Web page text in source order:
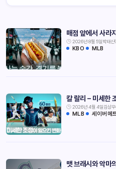
매점 앞에서 사라
2026년 8월 5일박태신
KBO MLB
칼 랄리 – 미세한
2026년 4월 4일김상우
MLB 세이버메
맷 브래시와 악마